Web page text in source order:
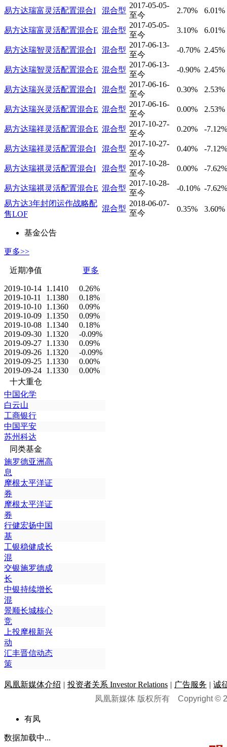
易方达瑞富灵活配置混合I 混合型
2017-05-05-
至今
2.70% 6.01%
易方达瑞富灵活配置混合E 混合型
2017-05-05-
至今
3.10% 6.01%
易方达瑞智灵活配置混合I 混合型
2017-06-13-
至今
-0.70% 2.45%
易方达瑞智灵活配置混合E 混合型
2017-06-13-
至今
-0.90% 2.45%
易方达瑞兴灵活配置混合I 混合型
2017-06-16-
至今
0.30% 2.53%
易方达瑞兴灵活配置混合E 混合型
2017-06-16-
至今
0.00% 2.53%
易方达瑞祥灵活配置混合E 混合型
2017-10-27-
至今
0.20% -7.12%
易方达瑞祥灵活配置混合I 混合型
2017-10-27-
至今
0.40% -7.12%
易方达瑞祺灵活配置混合I 混合型
2017-10-28-
至今
0.00% -7.62%
易方达瑞祺灵活配置混合E 混合型
2017-10-28-
至今
-0.10% -7.62%
易方达3年封闭运作战略配
售LOF
混合型
2018-06-07-
至今
0.35% 3.60%
基金公告
更多>>
近期净值 更多
2019-10-14 1.1410
0.26%
2019-10-11
1.1380
0.18%
2019-10-10 1.1360
0.09%
2019-10-09 1.1350
0.09%
2019-10-08 1.1340
0.18%
2019-09-30 1.1320
-0.09%
2019-09-27 1.1330
0.09%
2019-09-26 1.1320
-0.09%
2019-09-25 1.1330
0.00%
2019-09-24 1.1330
0.00%
十大重仓
中国化学
白云山
工商银行
中国平安
苏州科达
同类基金
施罗德亚洲高
息
摩根太平洋证
券
摩根太平洋证
券
行健宏扬中国
基
工银稳健成长
混
交银施罗德成
长
中银持续增长
混
景顺长城核心
竞
上投摩根新兴
动
汇丰晋信动态
策
凤凰新媒体介绍 | 投资者关系 Investor Relations | 广告服务 | 诚
凤凰新媒体 版权所有 Copyright ©
有凤
数据加载中...